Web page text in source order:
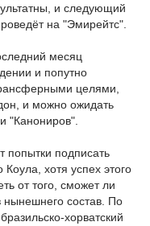
и следующий
на "Эмирейтс".
месяц
и попутно
целями,
и можно ожидать
"Канониров".
попытки подписать
хотя успех этого
от того, сможет ли
нынешнего состав. По
хорватский